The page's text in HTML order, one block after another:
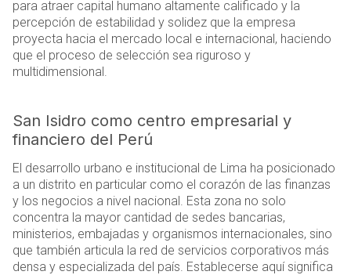
para atraer capital humano altamente calificado y la
percepción de estabilidad y solidez que la empresa
proyecta hacia el mercado local e internacional, haciendo
que el proceso de selección sea riguroso y
multidimensional.
San Isidro como centro empresarial y
financiero del Perú
El desarrollo urbano e institucional de Lima ha posicionado
a un distrito en particular como el corazón de las finanzas
y los negocios a nivel nacional. Esta zona no solo
concentra la mayor cantidad de sedes bancarias,
ministerios, embajadas y organismos internacionales, sino
que también articula la red de servicios corporativos más
densa y especializada del país. Establecerse aquí significa